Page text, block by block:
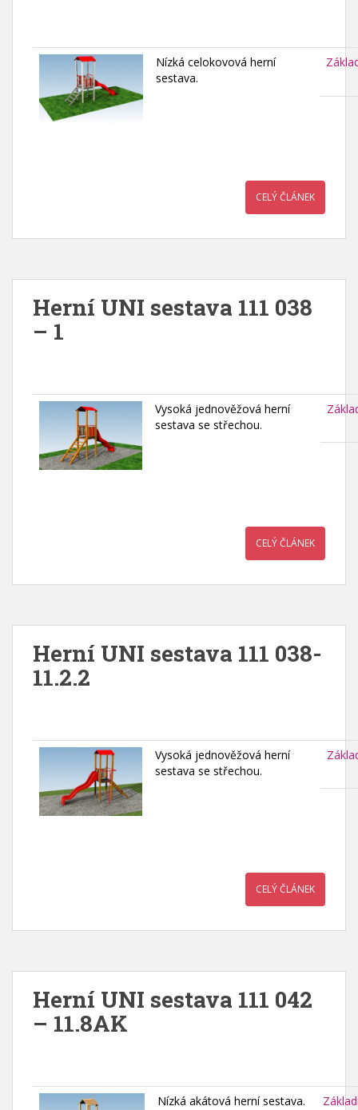
Nízká celokovová herní
sestava.
CELÝ ČLÁNEK
Herní UNI sestava 111 038
– 1
Vysoká jednověžová herní
sestava se střechou.
CELÝ ČLÁNEK
Herní UNI sestava 111 038-
11.2.2
Vysoká jednověžová herní
sestava se střechou.
CELÝ ČLÁNEK
Herní UNI sestava 111 042
– 11.8AK
Nízká akátová herní sestava.